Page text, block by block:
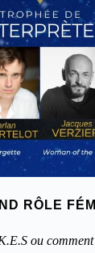
RÔLE
ou